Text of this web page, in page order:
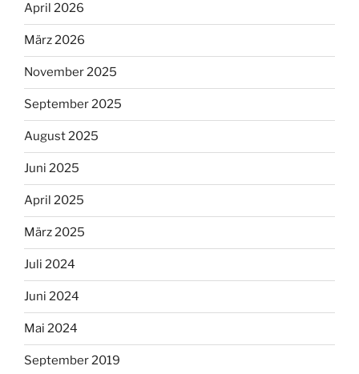
April 2026
März 2026
November 2025
September 2025
August 2025
Juni 2025
April 2025
März 2025
Juli 2024
Juni 2024
Mai 2024
September 2019